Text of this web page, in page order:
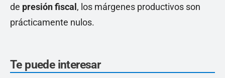
de presión fiscal , los márgenes productivos son
prácticamente nulos.
Te puede interesar